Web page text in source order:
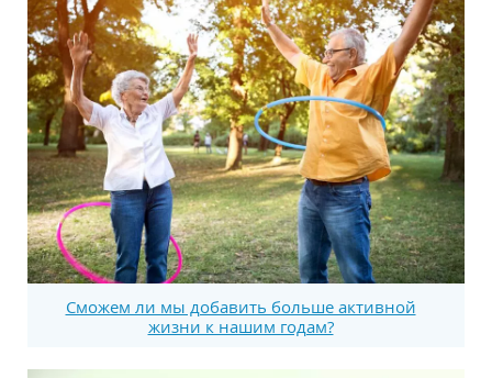
Сможем ли мы добавить больше активной
жизни к нашим годам?